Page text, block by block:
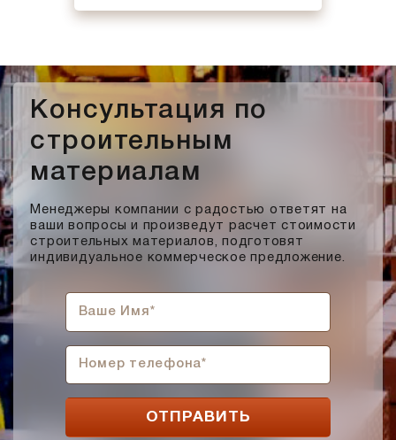
Консультация по
строительным
материалам
Менеджеры компании с радостью ответят на
ваши вопросы и произведут расчет стоимости
строительных материалов, подготовят
индивидуальное коммерческое предложение.